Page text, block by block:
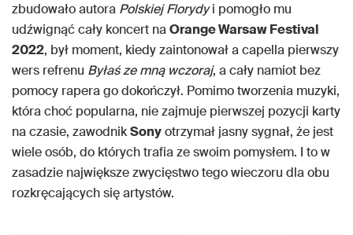
zbudowało autora Polskiej Florydyi pomogło mu
udźwignąć cały koncert naOrange Warsaw Festival
2022, był moment, kiedy zaintonował a capella pierwszy
wers refrenu Byłaś ze mną wczoraj, a cały namiot bez
pomocy rapera go dokończył. Pomimo tworzenia muzyki,
która choć popularna, nie zajmuje pierwszej pozycji karty
na czasie, zawodnikSonyotrzymał jasny sygnał, że jest
wiele osób, do których trafia ze swoim pomysłem. I to w
zasadzie największe zwycięstwo tego wieczoru dla obu
rozkręcających się artystów.